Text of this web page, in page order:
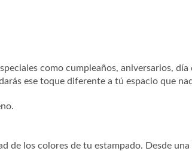
como cumpleaños, aniversarios,
ese toque diferente a tú espacio que
de los colores de tu estampado. Desde